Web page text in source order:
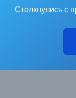
Столкнулись с